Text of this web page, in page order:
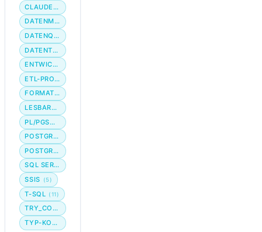
CLAUDE CODE
DATENMIGRATION
DATENQUALITÄT
DATENTYP
ENTWICKLER-WORKFLOW
ETL-PROZESS
FORMATIERUNG
LESBARKEIT
PL/PGSQL
POSTGRES
POSTGRESQL
SQL SERVER
SSIS
(5)
T-SQL (11)
TRY_CONVERT
TYP-KONVERTIERUNG